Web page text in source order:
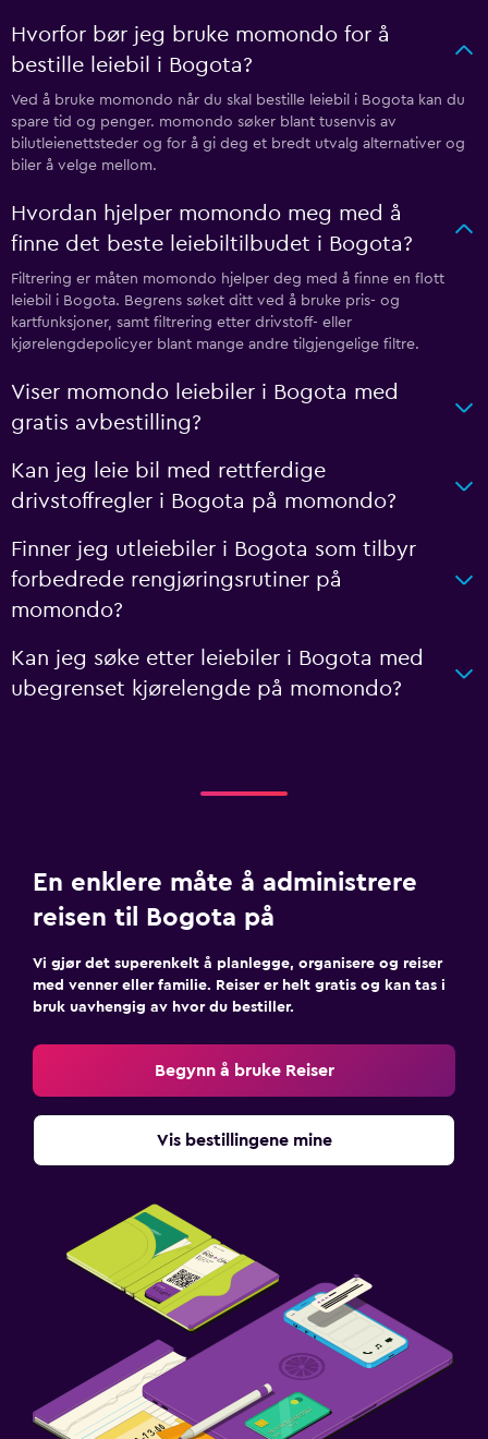
Hvorfor bør jeg bruke momondo for å
bestille leiebil i Bogota?
Ved å bruke momondo når du skal bestille leiebil i Bogota kan du
spare tid og penger. momondo søker blant tusenvis av
bilutleienettsteder og for å gi deg et bredt utvalg alternativer og
biler å velge mellom.
Hvordan hjelper momondo meg med å
finne det beste leiebiltilbudet i Bogota?
Filtrering er måten momondo hjelper deg med å finne en flott
leiebil i Bogota. Begrens søket ditt ved å bruke pris- og
kartfunksjoner, samt filtrering etter drivstoff- eller
kjørelengdepolicyer blant mange andre tilgjengelige filtre.
Viser momondo leiebiler i Bogota med
gratis avbestilling?
Kan jeg leie bil med rettferdige
drivstoffregler i Bogota på momondo?
Finner jeg utleiebiler i Bogota som tilbyr
forbedrede rengjøringsrutiner på
momondo?
Kan jeg søke etter leiebiler i Bogota med
ubegrenset kjørelengde på momondo?
En enklere måte å administrere
reisen til Bogota på
Vi gjør det superenkelt å planlegge, organisere og reiser
med venner eller familie. Reiser er helt gratis og kan tas i
bruk uavhengig av hvor du bestiller.
Begynn å bruke Reiser
Vis bestillingene mine